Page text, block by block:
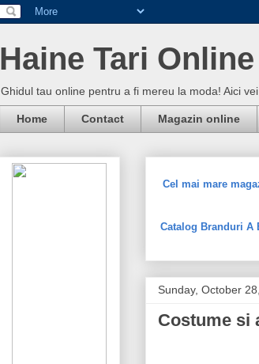
Haine Tari
Ghidul tau online pentru a fi mereu la moda! Aici
Home Contact Magazin online
Cel mai mare
Catalog Branduri A
Sunday, October
Costume si